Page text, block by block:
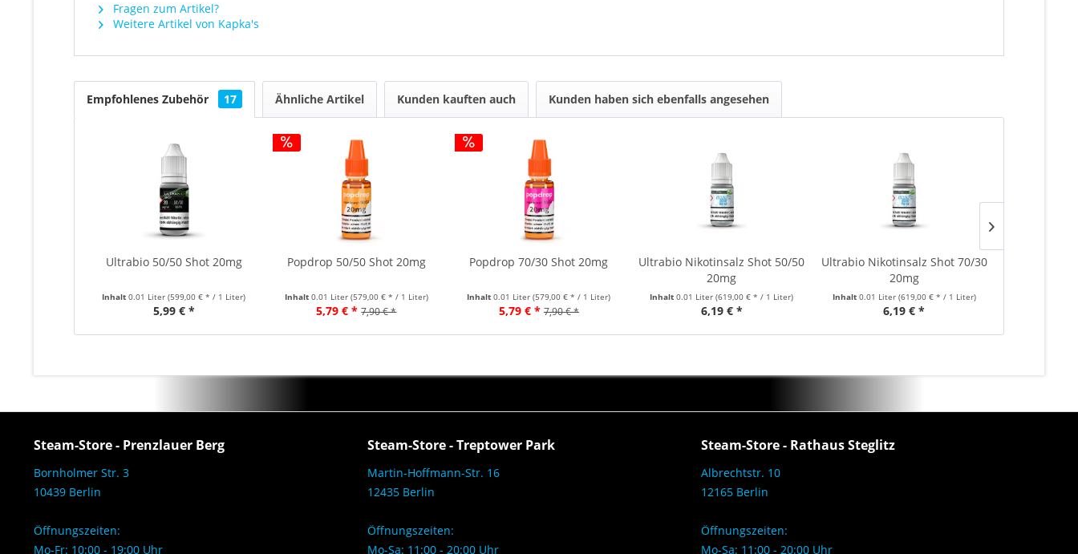
Fragen zum Artikel?
Weitere Artikel von Kapka's
Empfohlenes Zubehör 17 Ähnliche Artikel Kunden kauften auch Kunden haben sich ebenfalls angesehen
Ultrabio 50/50 Shot 20mg
Inhalt0.01 Liter(599,00 € * / 1 Liter)
5,99 € *
Popdrop 50/50 Shot 20mg
Inhalt 0.01 Liter (579,00 € * / 1 Liter)
5,79 € * 7,90 € *
Popdrop 70/30 Shot 20mg
Inhalt0.01 Liter(579,00 € * / 1 Liter)
5,79 € * 7,90 € *
Ultrabio Nikotinsalz Shot 50/50
20mg
Inhalt0.01 Liter(619,00 € * / 1 Liter)
6,19 € *
Ultrabio Nikotinsalz Shot 70/30
20mg
Inhalt 0.01 Liter (619,00 € * / 1 Liter)
6,19 € *
Steam-Store - Prenzlauer Berg
Bornholmer Str. 3
10439 Berlin
Öffnungszeiten:
Mo-Fr: 10:00 - 19:00 Uhr
Steam-Store - Treptower Park
Martin-Hoffmann-Str. 16
12435 Berlin
Öffnungszeiten:
Mo-Sa: 11:00 - 20:00 Uhr
Steam-Store - Rathaus Steglitz
Albrechtstr. 10
12165 Berlin
Öffnungszeiten:
Mo-Sa: 11:00 - 20:00 Uhr